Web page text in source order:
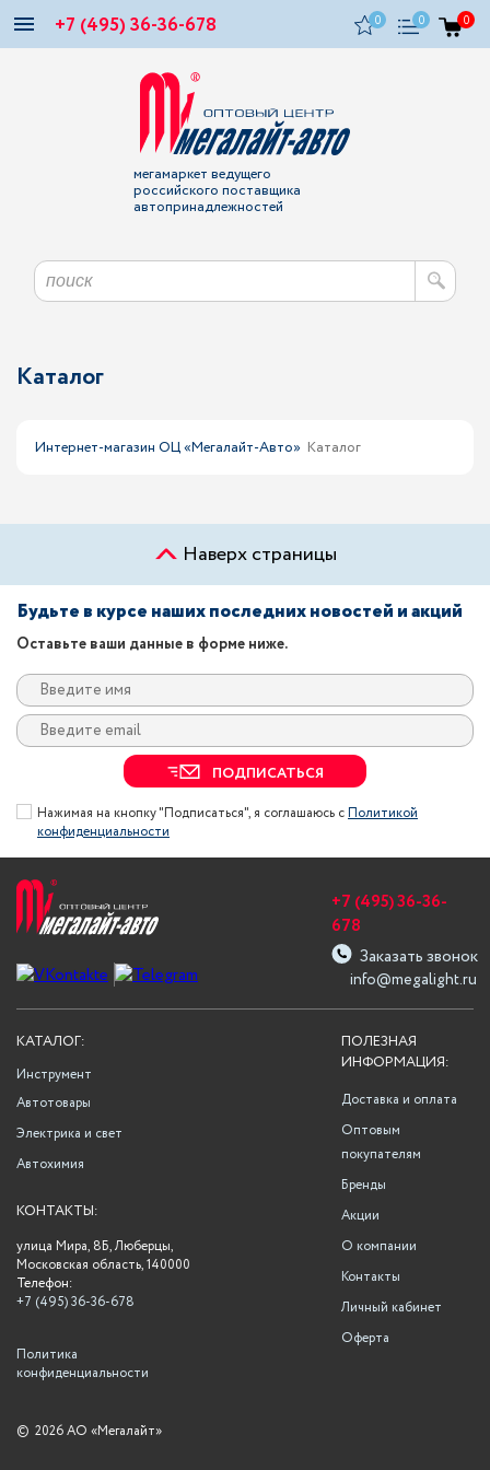
+7 (495) 36-36-678 0 0 0
мегамаркет ведущего
российского поставщика
автопринадлежностей
Каталог
Интернет-магазин ОЦ «Мегалайт-Авто» Каталог
Наверх страницы
Будьте в курсе наших последних новостей и акций
Оставьте ваши данные в форме ниже.
ПОДПИСАТЬСЯ
Нажимая на кнопку "Подписаться", я соглашаюсь сПолитикой
конфиденциальности
info@megalight.ru
+7 (495) 36-36-
678
Заказать звонок
ПОЛЕЗНАЯ
ИНФОРМАЦИЯ:
Доставка и оплата
Оптовым
покупателям
Бренды
Акции
О компании
Контакты
Личный кабинет
Оферта
КАТАЛОГ:
Инструмент
Автотовары
Электрика и свет
Автохимия
КОНТАКТЫ:
улица Мира, 8Б, Люберцы,
Московская область, 140000
Телефон:
+7 (495) 36-36-678
Политика
конфиденциальности
© 2026 АО «Мегалайт»